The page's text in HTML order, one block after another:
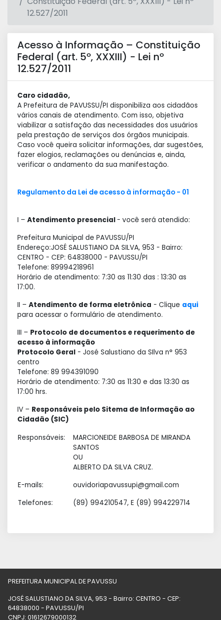
12.527/2011
Acesso à Informação – Constituição
Federal (art. 5º, XXXIII) - Lei nº
12.527/2011
Caro cidadão,
A Prefeitura de PAVUSSU/PI disponibiliza aos cidadãos
vários canais de atendimento. Com isso, objetiva
viabilizar a satisfação das necessidades dos usuários
pela prestação de serviços dos órgãos municipais.
Caso você queira solicitar informações, dar sugestões,
fazer elogios, reclamações ou denúncias e, ainda,
verificar o andamento da sua manifestação.
Regulamento da Lei de acesso à informação - 01
I – Atendimento presencial - você será atendido:
Prefeitura Municipal de PAVUSSU/PI
Endereço:JOSÉ SALUSTIANO DA SILVA, 953 - Bairro:
CENTRO - CEP: 64838000 - PAVUSSU/PI
Telefone: 89994218961
Horário de atendimento: 7:30 as 11:30 das : 13:30 as
17:00.
II – Atendimento de forma eletrônica - Clique aqui
para acessar o formulário de atendimento.
III – Protocolo de documentos e requerimento de
acesso à informação
Protocolo Geral - José Salustiano da SIlva n° 953
centro
Telefone: 89 994391090
Horário de atendimento: 7:30 as 11:30 e das 13:30 as
17:00 hrs.
IV – Responsáveis pelo Sitema de Informação ao
Cidadão (SIC)
Responsáveis:
MARCIONEIDE BARBOSA DE MIRANDA
SANTOS
OU
ALBERTO DA SILVA CRUZ.
E-mails:
ouvidoriapavussupi@gmail.com
Telefones:
(89) 994210547, E (89) 994229714
PREFEITURA MUNICIPAL DE PAVUSSU
JOSÉ SALUSTIANO DA SILVA, 953 - Bairro: CENTRO - CEP:
64838000 - PAVUSSU/PI
CNPJ: 01612679000132